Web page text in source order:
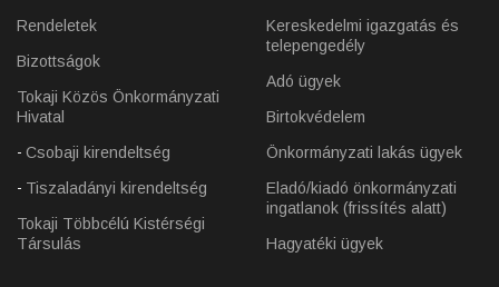
Rendeletek
Bizottságok
Tokaji Közös Önkormányzati
Hivatal
Csobaji kirendeltség
Tiszaladányi kirendeltség
Tokaji Többcélú Kistérségi
Társulás
Kereskedelmi igazgatás és
telepengedély
Adó ügyek
Birtokvédelem
Önkormányzati lakás ügyek
Eladó/kiadó önkormányzati
ingatlanok (frissítés alatt)
Hagyatéki ügyek